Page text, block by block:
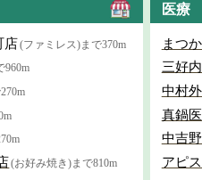
店(ファミレス)まで370m
960m
(お好み焼き)まで810m
医療
まつ
三好
中村
真鍋
中吉
アピ